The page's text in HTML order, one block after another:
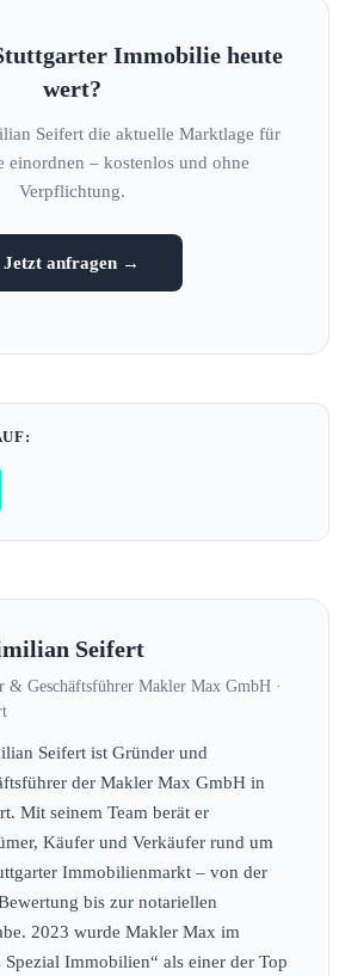
Immobilie heute
wert?
Seifert die aktuelle Marktlage für
einordnen – kostenlos und ohne
Verpflichtung.
Jetzt anfragen →
Seifert
& Geschäftsführer Makler Max GmbH ·
Seifert ist Gründer und
der Makler Max GmbH in
Mit seinem Team berät er
Käufer und Verkäufer rund um
Immobilienmarkt – von der
bis zur notariellen
2023 wurde Makler Max im
Spezial Immobilien“ als einer der Top